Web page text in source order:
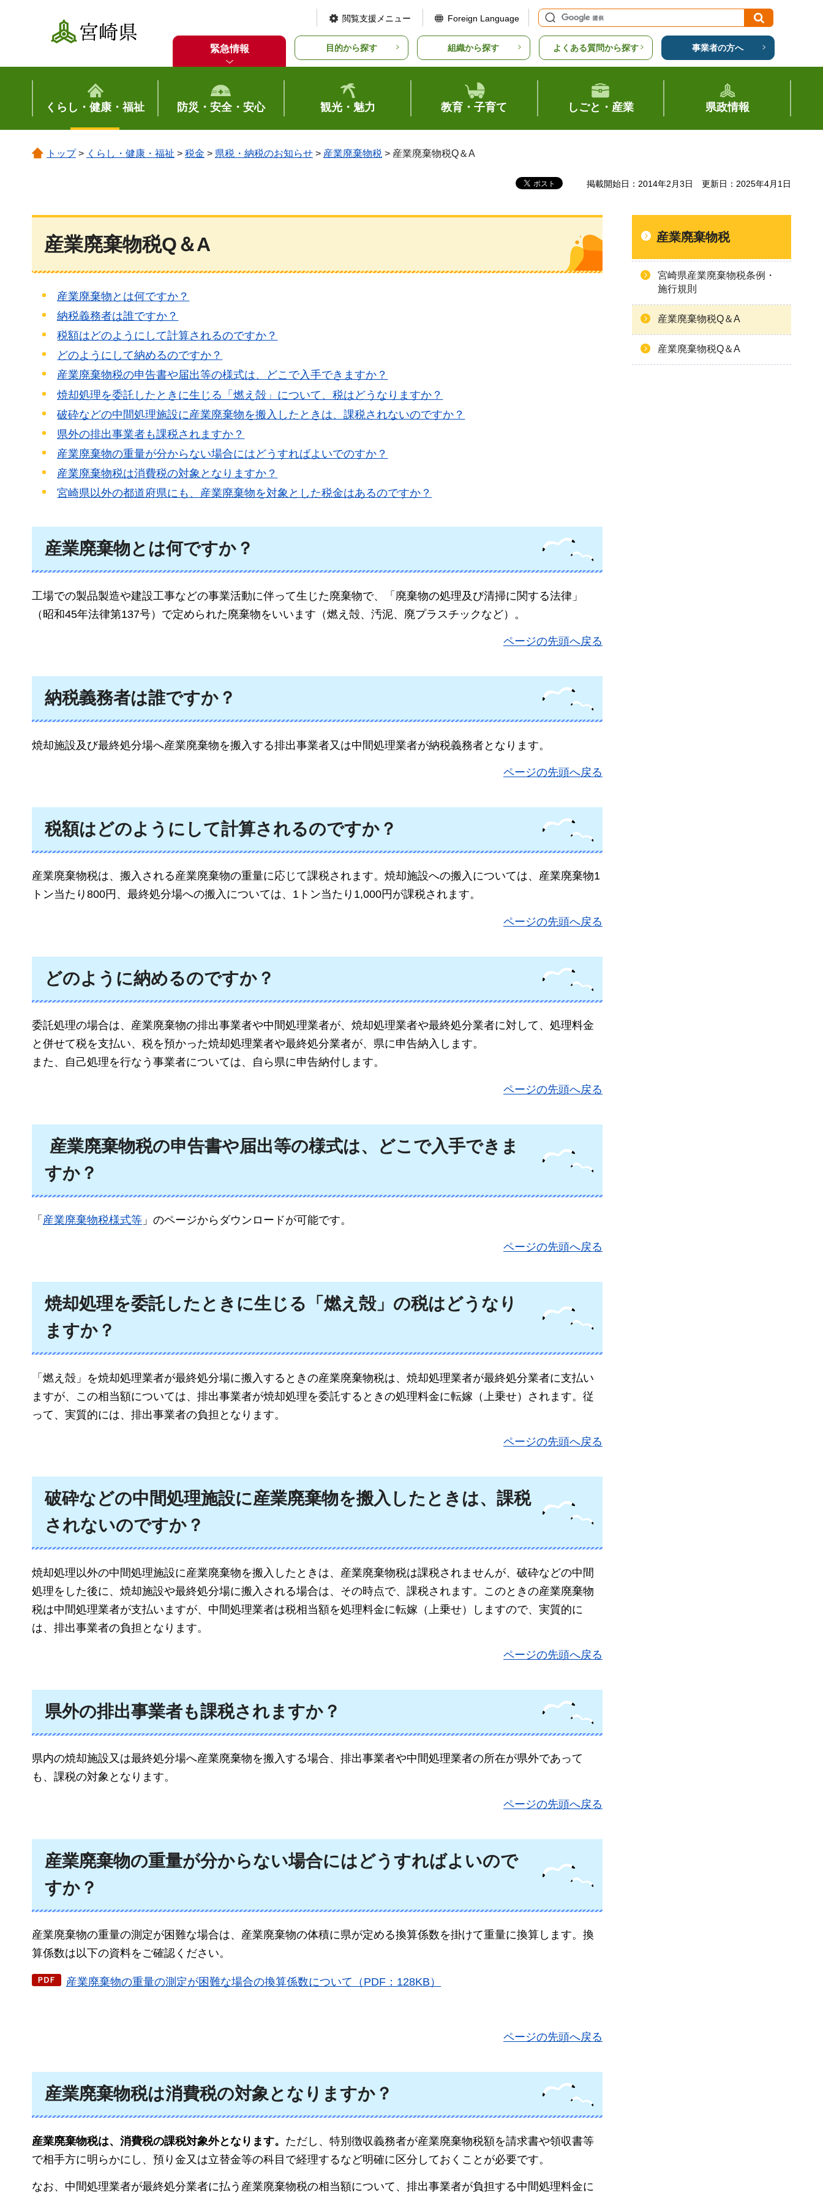
宮崎県
閲覧支援メニュー Foreign Language
緊急情報 目的から探す 組織から探す よくある質問から探す 事業者の方へ
くらし・健康・福祉 防災・安全・安心 観光・魅力 教育・子育て しごと・産業 県政情報
トップ> くらし・健康・福祉 > 税金 > 県税・納税のお知らせ > 産業廃棄物税 > 産業廃棄物税Q＆A
掲載開始日：2014年2月3日 更新日：2025年4月1日
産業廃棄物税Q＆A
産業廃棄物とは何ですか？
納税義務者は誰ですか？
税額はどのようにして計算されるのですか？
どのようにして納めるのですか？
産業廃棄物税の申告書や届出等の様式は、どこで入手できますか？
焼却処理を委託したときに生じる「燃え殻」について、税はどうなりますか？
破砕などの中間処理施設に産業廃棄物を搬入したときは、課税されないのですか？
県外の排出事業者も課税されますか？
産業廃棄物の重量が分からない場合にはどうすればよいでのすか？
産業廃棄物税は消費税の対象となりますか？
宮崎県以外の都道府県にも、産業廃棄物を対象とした税金はあるのですか？
産業廃棄物とは何ですか？
工場での製品製造や建設工事などの事業活動に伴って生じた廃棄物で、「廃棄物の処理及び清掃に関する法律」
（昭和45年法律第137号）で定められた廃棄物をいいます（燃え殻、汚泥、廃プラスチックなど）。
ページの先頭へ戻る
納税義務者は誰ですか？
焼却施設及び最終処分場へ産業廃棄物を搬入する排出事業者又は中間処理業者が納税義務者となります。
ページの先頭へ戻る
税額はどのようにして計算されるのですか？
産業廃棄物税は、搬入される産業廃棄物の重量に応じて課税されます。焼却施設への搬入については、産業廃棄物1
トン当たり800円、最終処分場への搬入については、1トン当たり1,000円が課税されます。
ページの先頭へ戻る
どのように納めるのですか？
委託処理の場合は、産業廃棄物の排出事業者や中間処理業者が、焼却処理業者や最終処分業者に対して、処理料金
と併せて税を支払い、税を預かった焼却処理業者や最終処分業者が、県に申告納入します。
また、自己処理を行なう事業者については、自ら県に申告納付します。
ページの先頭へ戻る
産業廃棄物税の申告書や届出等の様式は、どこで入手できま
すか？
「 産業廃棄物税様式等 」のページからダウンロードが可能です。
ページの先頭へ戻る
焼却処理を委託したときに生じる「燃え殻」の税はどうなり
ますか？
「燃え殻」を焼却処理業者が最終処分場に搬入するときの産業廃棄物税は、焼却処理業者が最終処分業者に支払い
ますが、この相当額については、排出事業者が焼却処理を委託するときの処理料金に転嫁（上乗せ）されます。従
って、実質的には、排出事業者の負担となります。
ページの先頭へ戻る
破砕などの中間処理施設に産業廃棄物を搬入したときは、課税
されないのですか？
焼却処理以外の中間処理施設に産業廃棄物を搬入したときは、産業廃棄物税は課税されませんが、破砕などの中間
処理をした後に、焼却施設や最終処分場に搬入される場合は、その時点で、課税されます。このときの産業廃棄物
税は中間処理業者が支払いますが、中間処理業者は税相当額を処理料金に転嫁（上乗せ）しますので、実質的に
は、排出事業者の負担となります。
ページの先頭へ戻る
県外の排出事業者も課税されますか？
県内の焼却施設又は最終処分場へ産業廃棄物を搬入する場合、排出事業者や中間処理業者の所在が県外であって
も、課税の対象となります。
ページの先頭へ戻る
産業廃棄物の重量が分からない場合にはどうすればよいので
すか？
産業廃棄物の重量の測定が困難な場合は、産業廃棄物の体積に県が定める換算係数を掛けて重量に換算します。換
算係数は以下の資料をご確認ください。
産業廃棄物の重量の測定が困難な場合の換算係数について（PDF：128KB）
ページの先頭へ戻る
産業廃棄物税は消費税の対象となりますか？
産業廃棄物税は、消費税の課税対象外となります。 ただし、特別徴収義務者が産業廃棄物税額を請求書や領収書等
で相手方に明らかにし、預り金又は立替金等の科目で経理するなど明確に区分しておくことが必要です。
なお、中間処理業者が最終処分業者に払う産業廃棄物税の相当額について、排出事業者が負担する中間処理料金に
産業廃棄物税
宮崎県産業廃棄物税条例・
施行規則
産業廃棄物税Q＆A
産業廃棄物税Q＆A